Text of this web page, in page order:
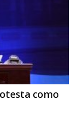
como